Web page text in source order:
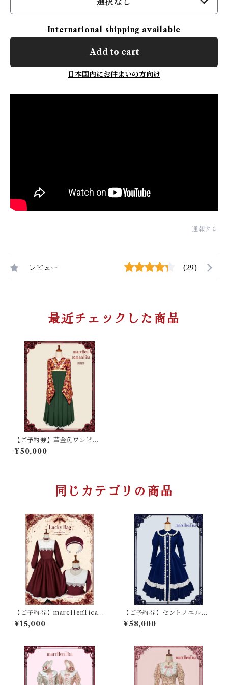
International shipping available
Add to cart
日本国内にお住まいの方向け
通報する
レビュー (29)
最近チェックした商品
【ご予約券】華金魚ワンピー
ス
¥50,000
同じカテゴリの商品
【ご予約券】marcHenTica L
ucky Bag
¥15,000
【ご予約券】セントノエルコ
ート
¥58,000